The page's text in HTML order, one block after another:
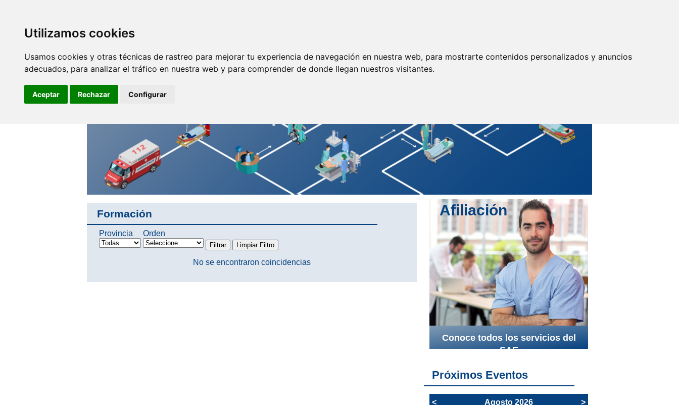
Utilizamos cookies
Usamos cookies y otras técnicas de rastreo para mejorar tu experiencia de navegación en nuestra web, para mostrarte contenidos personalizados y anuncios
adecuados, para analizar el tráfico en nuestra web y para comprender de donde llegan nuestros visitantes.
Aceptar Rechazar Configurar
somos tu voz
Formación
Provincia Orden
No se encontraron coincidencias
Afiliación
Conoce todos los servicios del
SAE
Próximos Eventos
< Agosto 2026
>